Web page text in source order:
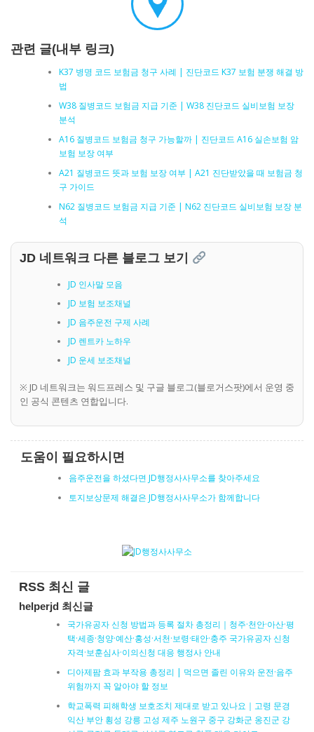
관련 글(내부 링크)
K37 병명 코드 보험금 청구 사례 | 진단코드 K37 보험 분쟁 해결 방
법
W38 질병코드 보험금 지급 기준 | W38 진단코드 실비보험 보장
분석
A16 질병코드 보험금 청구 가능할까 | 진단코드 A16 실손보험 암
보험 보장 여부
A21 질병코드 뜻과 보험 보장 여부 | A21 진단받았을 때 보험금 청
구 가이드
N62 질병코드 보험금 지급 기준 | N62 진단코드 실비보험 보장 분
석
JD 네트워크 다른 블로그 보기
JD 인사말 모음
JD 보험 보조채널
JD 음주운전 구제 사례
JD 렌트카 노하우
JD 운세 보조채널
※ JD 네트워크는 워드프레스 및 구글 블로그(블로거스팟)에서 운영 중
인 공식 콘텐츠 연합입니다.
도움이 필요하시면
음주운전을 하셨다면 JD행정사사무소를 찾아주세요
토지보상문제 해결은 JD행정사사무소가 함께합니다
RSS 최신 글
helperjd 최신글
국가유공자 신청 방법과 등록 절차 총정리｜청주·천안·아산·평
택·세종·청양·예산·홍성·서천·보령·태안·충주 국가유공자 신청
자격·보훈심사·이의신청 대응 행정사 안내
디아제팜 효과 부작용 총정리 | 먹으면 졸린 이유와 운전·음주
위험까지 꼭 알아야 할 정보
학교폭력 피해학생 보호조치 제대로 받고 있나요｜고령 문경
익산 부안 횡성 강릉 고성 제주 노원구 중구 강화군 옹진군 강